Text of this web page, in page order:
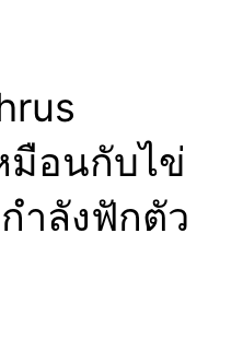
มือนกับไข่
ำลังฟักตัว